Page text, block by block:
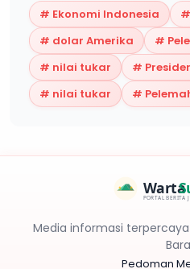
# Ekonomi Indonesia #
# dolar Amerika #
# nilai tukar #
# nilai tukar #
Warta
PORTAL BERITA
Media informasi
Pedoman